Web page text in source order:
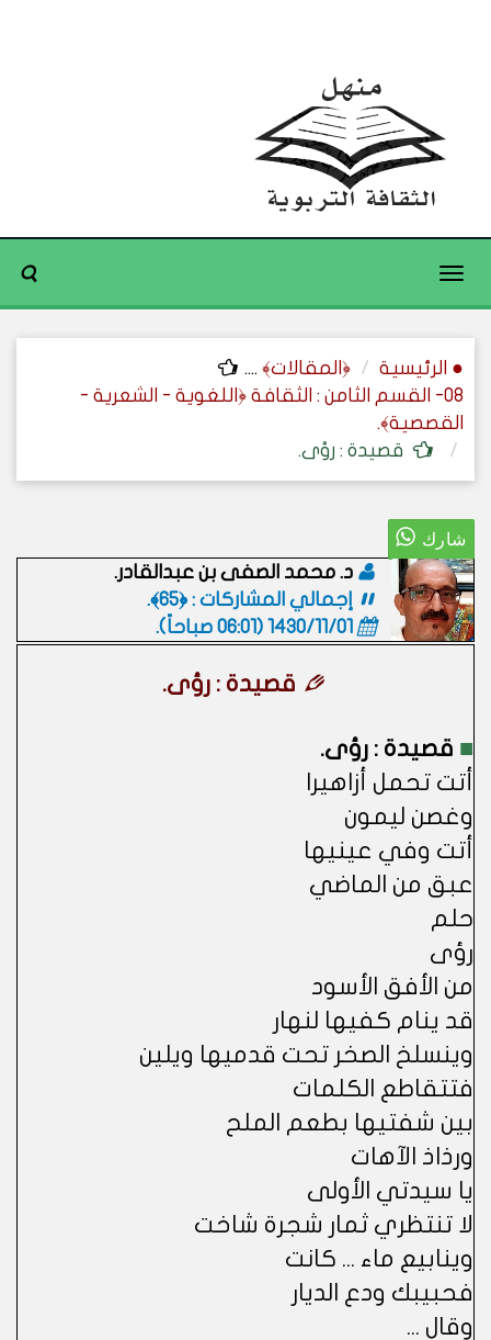
Toggle
● الرئيسية ﴿المقالات﴾ ....
08- القسم الثامن : الثقافة ﴿اللغوية - الشعرية -
القصصية﴾.
قصيدة : رؤى.
د. محمد الصفى بن عبدالقادر.
إجمالي المشاركات : ﴿65﴾.
1430/11/01 (06:01 صباحاً)
.
قصيدة : رؤى.
■ قصيدة : رؤى.
أتت تحمل أزاهيرا
وغصن ليمون
أتت وفي عينيها
عبق من الماضي
حلم
رؤى
من الأفق الأسود
قد ينام كفيها لنهار
وينسلخ الصخر تحت قدميها ويلين
فتتقاطع الكلمات
بين شفتيها بطعم الملح
ورذاذ الآهات
يا سيدتي الأولى
لا تنتظري ثمار شجرة شاخت
وينابيع ماء ... كانت
فحبيبك ودع الديار
وقال ...